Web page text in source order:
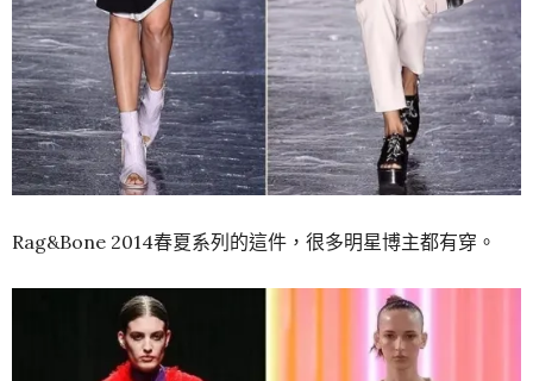
Rag&Bone 2014春夏系列的這件，很多明星博主都有穿。